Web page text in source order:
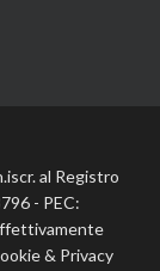
al Registro
- PEC:
& Privacy